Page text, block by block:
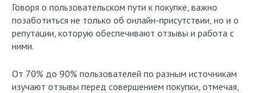
Говоря о пользовательском пути к покупке, важно
позаботиться не только об онлайн-присутствии, но и о
репутации, которую обеспечивают отзывы и работа с
ними.
От 70% до 90% пользователей по разным источникам
изучают отзывы перед совершением покупки, отмечая,